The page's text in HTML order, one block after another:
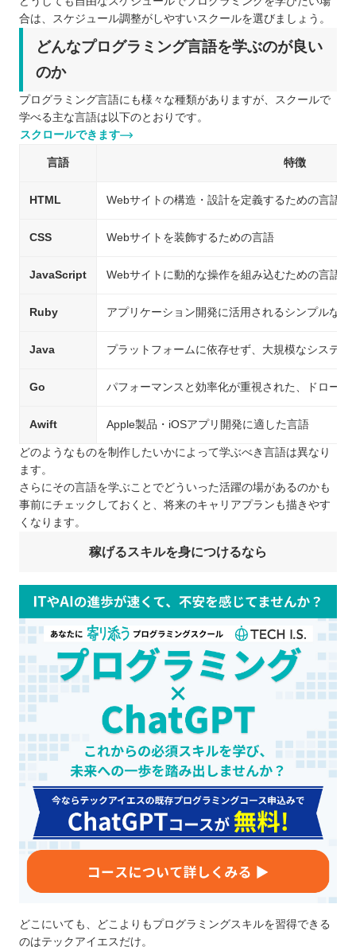
合は、スケジュール調整がしやすいスクールを選びましょう。
どんなプログラミング言語を学ぶのが良い
のか
プログラミング言語にも様々な種類がありますが、スクールで
学べる主な言語は以下のとおりです。
スクロールできます
言語 特徴
HTML Webサイトの構造・設計を定義するための言語
CSS Webサイトを装飾するための言語
JavaScript Webサイトに動的な操作を組み込むための言語
Ruby アプリケーション開発に活用されるシンプルな言
Java プラットフォームに依存せず、大規模なシステ
Go パフォーマンスと効率化が重視された、ドロー
Awift Apple製品・iOSアプリ開発に適した言語
どのようなものを制作したいかによって学ぶべき言語は異なり
ます。
さらにその言語を学ぶことでどういった活躍の場があるのかも
事前にチェックしておくと、将来のキャリアプランも描きやす
くなります。
稼げるスキルを身につけるなら
どこにいても、どこよりもプログラミングスキルを習得できる
のはテックアイエスだけ。